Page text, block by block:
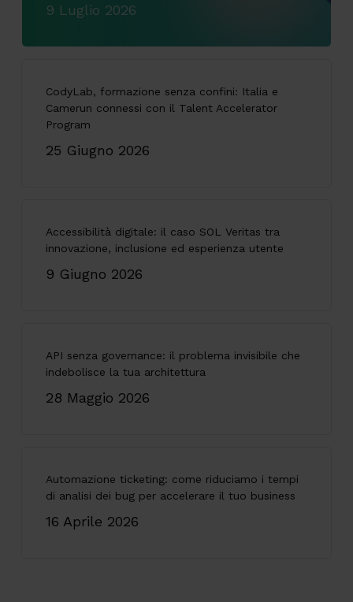
9 Luglio 2026
CodyLab, formazione senza confini: Italia e
Camerun connessi con il Talent Accelerator
Program
25 Giugno 2026
Accessibilità digitale: il caso SOL Veritas tra
innovazione, inclusione ed esperienza utente
9 Giugno 2026
API senza governance: il problema invisibile che
indebolisce la tua architettura
28 Maggio 2026
Automazione ticketing: come riduciamo i tempi
di analisi dei bug per accelerare il tuo business
16 Aprile 2026